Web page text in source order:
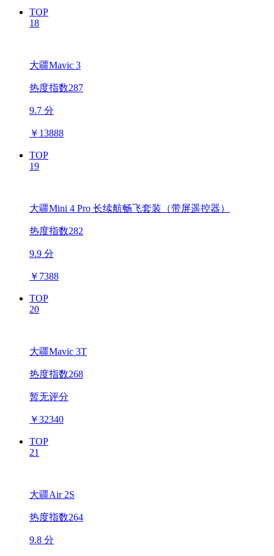
TOP
18
大疆Mavic 3
热度指数287
9.7 分
￥ 13888
TOP
19
大疆Mini 4 Pro 长续航畅飞套装（带屏遥控器）
热度指数282
9.9 分
￥ 7388
TOP
20
大疆Mavic 3T
热度指数268
暂无评分
￥32340
TOP
21
大疆Air 2S
热度指数264
9.8 分